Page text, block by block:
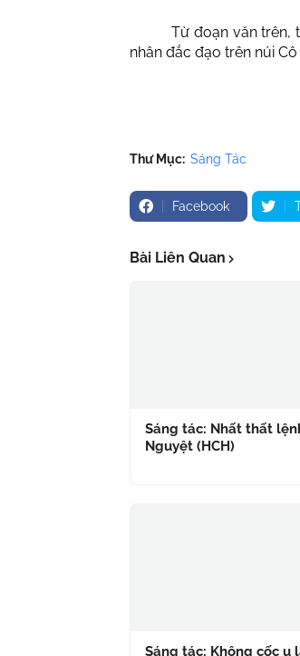
Từđoạn văn trên, t
nhân đắc đạo trên núi
Thư Mục: Sáng Tác
Facebook
Bài Liên Quan
Sáng tác: Nhất thất
Nguyệt (HCH)
Sáng tác: Không cốc u